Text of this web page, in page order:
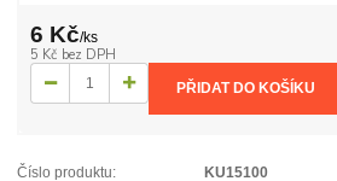
6 Kč/ks
5 Kč bez DPH
PŘIDAT DO KOŠÍKU
Číslo produktu:
KU15100